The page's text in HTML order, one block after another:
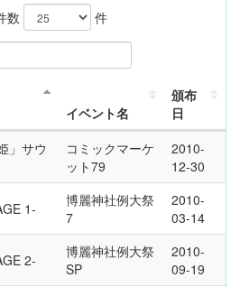
数 件
イベント名
頒布
日
」サウ
コミックマーケ
ット79
2010-
12-30
1-
博麗神社例大祭
7
2010-
03-14
2-
博麗神社例大祭
SP
2010-
09-19